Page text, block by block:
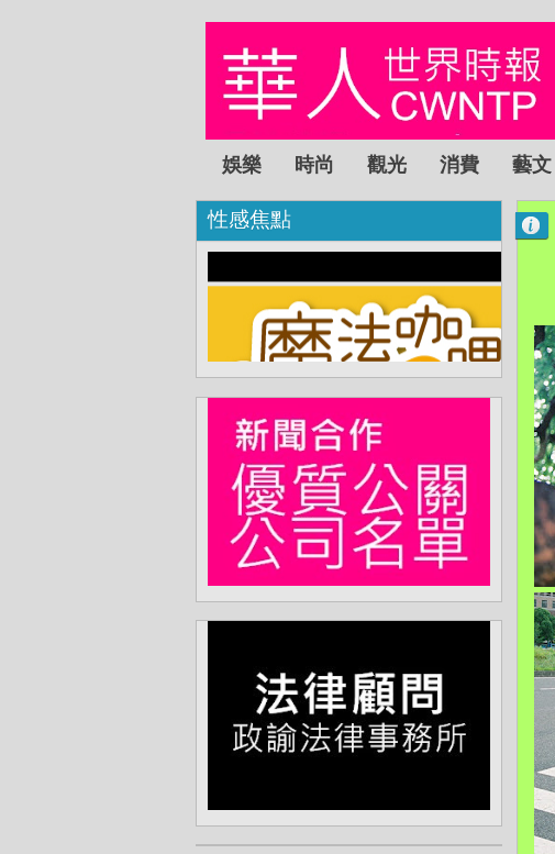
娛樂 時尚 觀光 消費 藝文
性感焦點